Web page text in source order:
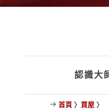
認識大
首頁 〉 買屋 〉